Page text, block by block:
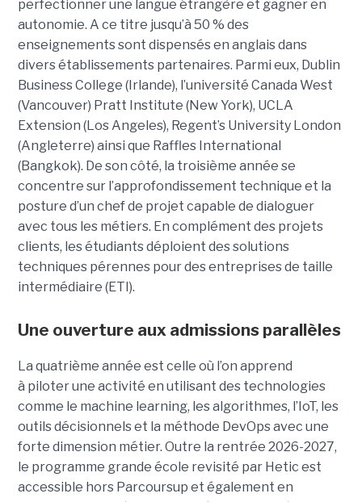
perfectionner une langue étrangère et gagner en
autonomie. A ce titre jusqu’à 50 % des
enseignements sont dispensés en anglais dans
divers établissements partenaires. Parmi eux, Dublin
Business College (Irlande), l’université Canada West
(Vancouver) Pratt Institute (New York), UCLA
Extension (Los Angeles), Regent’s University London
(Angleterre) ainsi que Raffles International
(Bangkok). De son côté, la troisième année se
concentre sur l’approfondissement technique et la
posture d’un chef de projet capable de dialoguer
avec tous les métiers. En complément des projets
clients, les étudiants déploient des solutions
techniques pérennes pour des entreprises de taille
intermédiaire (ETI).
Une ouverture aux admissions parallèles
La quatrième année est celle où l’on apprend
à piloter une activité en utilisant des technologies
comme le machine learning, les algorithmes, l’IoT, les
outils décisionnels et la méthode DevOps avec une
forte dimension métier. Outre la rentrée 2026-2027,
le programme grande école revisité par Hetic est
accessible hors Parcoursup et également en